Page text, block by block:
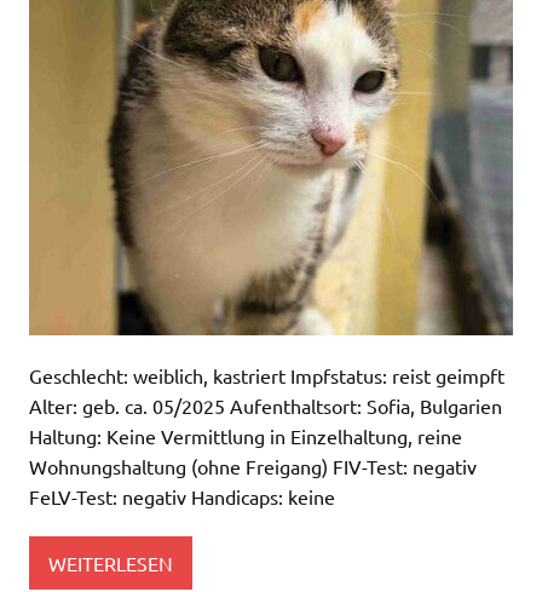
Geschlecht: weiblich, kastriert Impfstatus: reist geimpft
Alter: geb. ca. 05/2025 Aufenthaltsort: Sofia, Bulgarien
Haltung: Keine Vermittlung in Einzelhaltung, reine
Wohnungshaltung (ohne Freigang) FIV-Test: negativ
FeLV-Test: negativ Handicaps: keine
WEITERLESEN